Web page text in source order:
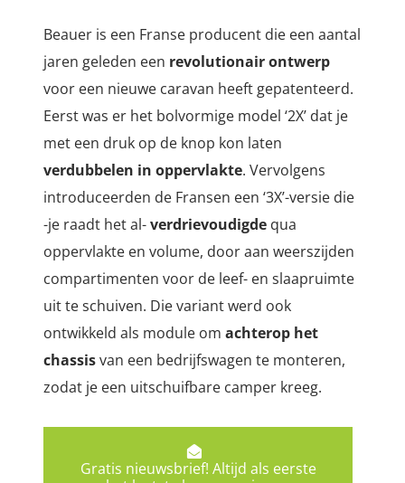
Beauer is een Franse producent die een aantal
jaren geleden een revolutionair ontwerp
voor een nieuwe caravan heeft gepatenteerd.
Eerst was er het bolvormige model ‘2X’ dat je
met een druk op de knop kon laten
verdubbelen in oppervlakte. Vervolgens
introduceerden de Fransen een ‘3X’-versie die
-je raadt het al-verdrievoudigde qua
oppervlakte en volume, door aan weerszijden
compartimenten voor de leef- en slaapruimte
uit te schuiven. Die variant werd ook
ontwikkeld als module om achterop het
chassisvan een bedrijfswagen te monteren,
zodat je een uitschuifbare camper kreeg.
Gratis nieuwsbrief! Altijd als eerste